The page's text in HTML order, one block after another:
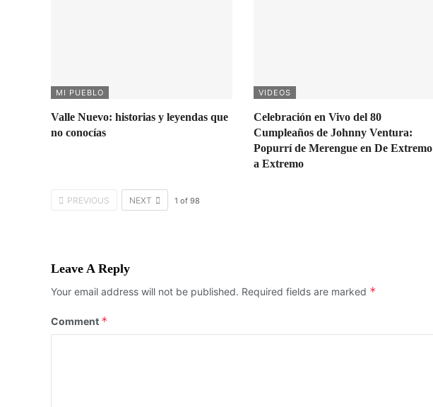
MI PUEBLO
Valle Nuevo: historias y leyendas que
no conocías
VIDEOS
Celebración en Vivo del 80
Cumpleaños de Johnny Ventura:
Popurrí de Merengue en De Extremo
a Extremo
PREVIOUS NEXT 1 of 98
Leave A Reply
Your email address will not be published. Required fields are marked *
Comment *